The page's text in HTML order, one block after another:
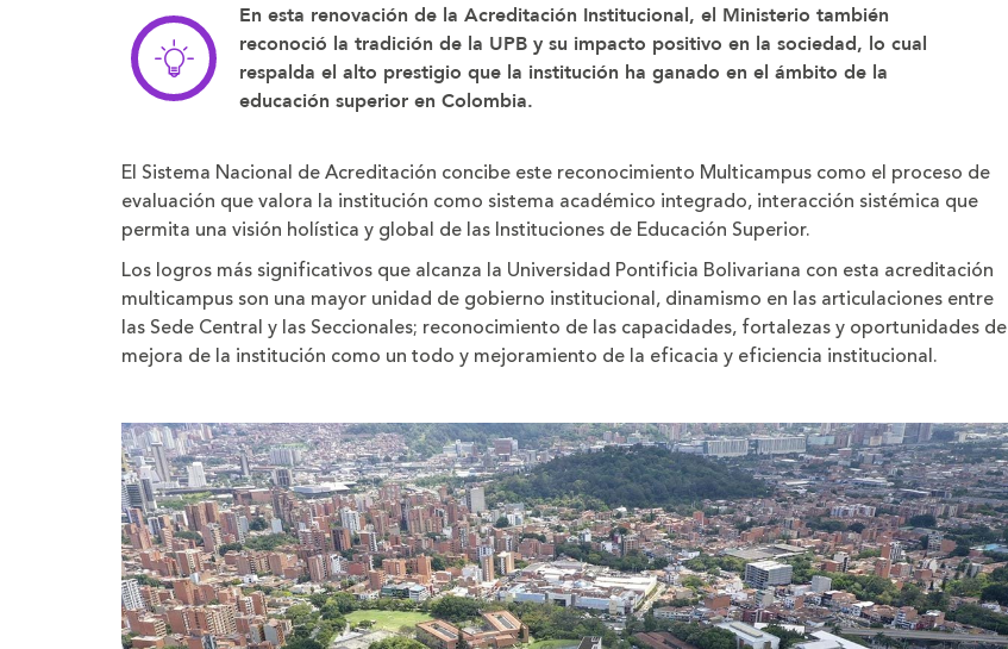
En esta renovación de la Acreditación Institucional, el Ministerio también
reconoció la tradición de la UPB y su impacto positivo en la sociedad, lo cual
respalda el alto prestigio que la institución ha ganado en el ámbito de la
educación superior en Colombia.
El Sistema Nacional de Acreditación concibe este reconocimiento Multicampus como el proceso de
evaluación que valora la institución como sistema académico integrado, interacción sistémica que
permita una visión holística y global de las Instituciones de Educación Superior.
Los logros más significativos que alcanza la Universidad Pontificia Bolivariana con esta acreditación
multicampus son una mayor unidad de gobierno institucional, dinamismo en las articulaciones entre
las Sede Central y las Seccionales; reconocimiento de las capacidades, fortalezas y oportunidades de
mejora de la institución como un todo y mejoramiento de la eficacia y eficiencia institucional.